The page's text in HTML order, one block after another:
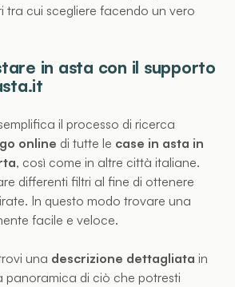
tra cui scegliere facendo un vero
in asta con il supporto
il processo di ricerca
online di tutte le case in asta in
, così come in altre città italiane.
differenti filtri al fine di ottenere
In questo modo trovare una
facile e veloce.
una descrizione dettagliata in
panoramica di ciò che potresti